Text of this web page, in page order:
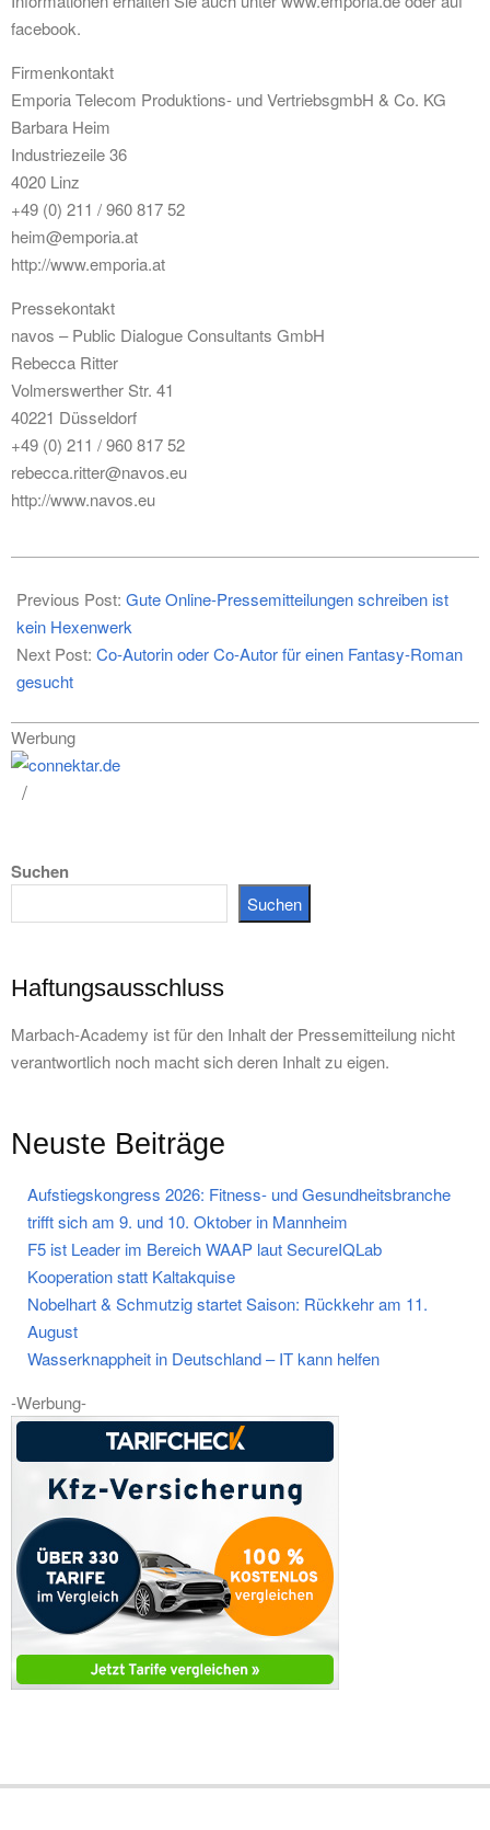
facebook.
Firmenkontakt
Emporia Telecom Produktions- und VertriebsgmbH & Co. KG
Barbara Heim
Industriezeile 36
4020 Linz
+49 (0) 211 / 960 817 52
heim@emporia.at
http://www.emporia.at
Pressekontakt
navos – Public Dialogue Consultants GmbH
Rebecca Ritter
Volmerswerther Str. 41
40221 Düsseldorf
+49 (0) 211 / 960 817 52
rebecca.ritter@navos.eu
http://www.navos.eu
10-
16
Previous Post: Gute Online-Pressemitteilungen schreiben ist
kein Hexenwerk
Next Post: Co-Autorin oder Co-Autor für einen Fantasy-Roman
gesucht
Werbung
Suchen
Suchen
Haftungsausschluss
Marbach-Academy ist für den Inhalt der Pressemitteilung nicht
verantwortlich noch macht sich deren Inhalt zu eigen.
Neuste Beiträge
Aufstiegskongress 2026: Fitness- und Gesundheitsbranche
trifft sich am 9. und 10. Oktober in Mannheim
F5 ist Leader im Bereich WAAP laut SecureIQLab
Kooperation statt Kaltakquise
Nobelhart & Schmutzig startet Saison: Rückkehr am 11.
August
Wasserknappheit in Deutschland – IT kann helfen
-Werbung-